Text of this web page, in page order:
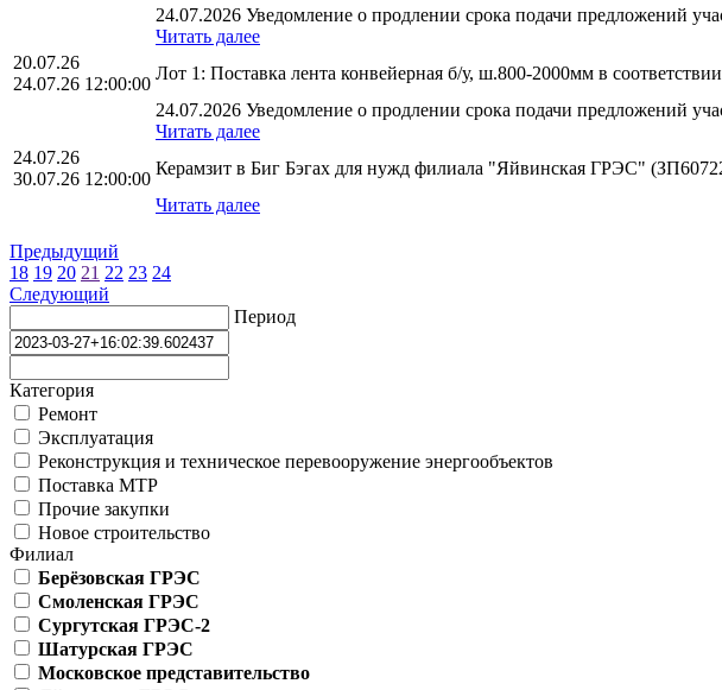
24.07.2026 Уведомление о продлении срока подачи предложений
Читать далее
20.07.26
24.07.26 12:00:00
Лот 1: Поставка лента конвейерная б/у, ш.800-2000мм в
24.07.2026 Уведомление о продлении срока подачи предложений
Читать далее
24.07.26
30.07.26 12:00:00
Керамзит в Биг Бэгах для нужд филиала "Яйвинская ГРЭС"
Читать далее
Предыдущий
18 19 20 21 22 23 24
Следующий
Период
Категория
Ремонт
Эксплуатация
Реконструкция и техническое перевооружение энергообъектов
Поставка МТР
Прочие закупки
Новое строительство
Филиал
Берёзовская ГРЭС
Смоленская ГРЭС
Сургутская ГРЭС-2
Шатурская ГРЭС
Московское представительство